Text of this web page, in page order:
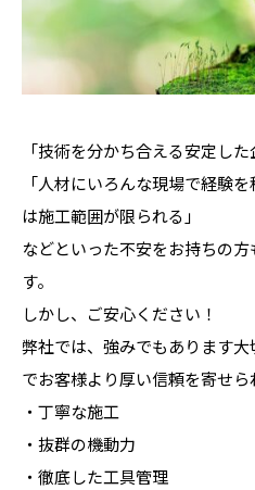
「技術を分かち合える安定し
「人材にいろんな現場で経験
は施工範囲が限られる」
などといった不安をお持ちの
す。
しかし、ご安心ください！
弊社では、強みでもあります
でお客様より厚い信頼を寄せら
・丁寧な施工
・抜群の機動力
・徹底した工具管理